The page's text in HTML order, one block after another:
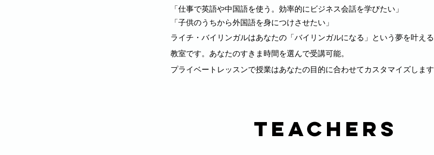
「仕事で英語や中国語を使う。効率的にビジネス会話を学びたい」
「子供のうちから外国語を身につけさせたい」
ライチ・バイリンガルはあなたの「バイリンガルになる」という夢を叶え
教室です。あなたのすきま 時間を選んで受講可能。
プライベートレッスンで授業はあなたの目的に合わせてカスタマイズしま
Teachers